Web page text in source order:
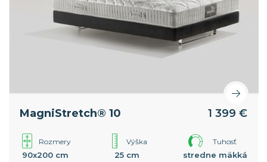
MagniStretch® 10 1 399 €
Rozmery
90x200 cm
Výška
25 cm
Tuhosť
stredne mäkká